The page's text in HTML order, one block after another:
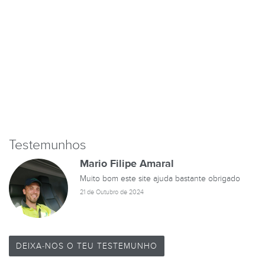
Testemunhos
Mario Filipe Amaral
Muito bom este site ajuda bastante obrigado
21 de Outubro de 2024
DEIXA-NOS O TEU TESTEMUNHO